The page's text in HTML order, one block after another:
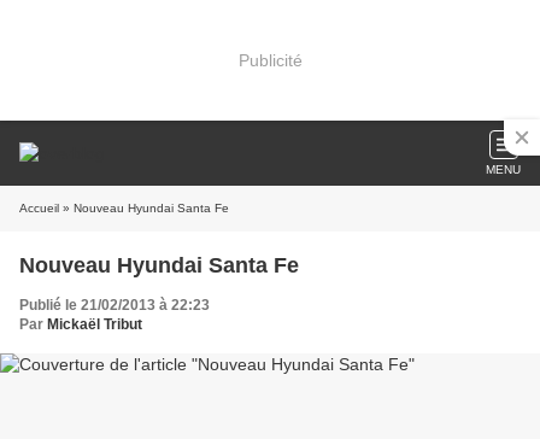
Publicité
MENU
Accueil » Nouveau Hyundai Santa Fe
Nouveau Hyundai Santa Fe
Publié le 21/02/2013 à 22:23
Par Mickaël Tribut